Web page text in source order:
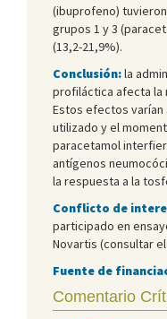
(ibuprofeno)
grupos 1 y 3
(13,2-21,9%).
Conclusión:la
profiláctica afecta la
Estos efectos varían
utilizado y el
paracetamol
antígenos
la respuesta a la
Conflicto de
participado en
Novartis (consultar
Fuente de
Comentario